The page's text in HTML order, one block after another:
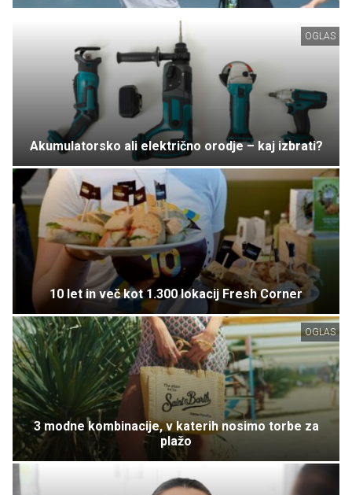
OGLAS
Akumulatorsko ali električno orodje – kaj izbrati?
10 let in več kot 1.300 lokacij Fresh Corner
OGLAS
3 modne kombinacije, v katerih nosimo torbe za
plažo